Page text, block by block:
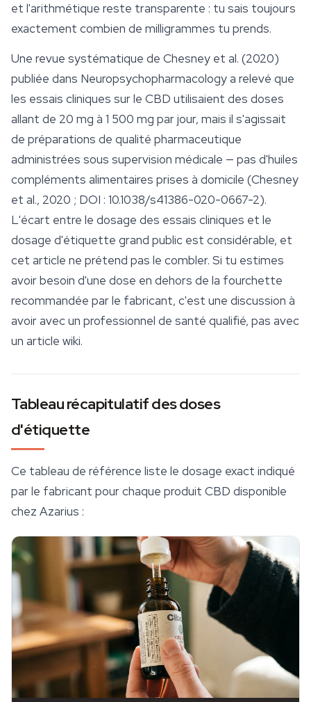
et l'arithmétique reste transparente : tu sais toujours
exactement combien de milligrammes tu prends.
Une revue systématique de Chesney et al. (2020)
publiée dans Neuropsychopharmacologya relevé que
les essais cliniques sur le CBD utilisaient des doses
allant de 20 mg à 1 500 mg par jour, mais il s'agissait
de préparations de qualité pharmaceutique
administrées sous supervision médicale — pas d'huiles
compléments alimentaires prises à domicile (Chesney
et al., 2020 ; DOI : 10.1038/s41386-020-0667-2).
L'écart entre le dosage des essais cliniques et le
dosage d'étiquette grand public est considérable, et
cet article ne prétend pas le combler. Si tu estimes
avoir besoin d'une dose en dehors de la fourchette
recommandée par le fabricant, c'est une discussion à
avoir avec un professionnel de santé qualifié, pas avec
un article wiki.
Tableau récapitulatif des doses
d'étiquette
Ce tableau de référence liste le dosage exact indiqué
par le fabricant pour chaque produit CBD disponible
chez Azarius :